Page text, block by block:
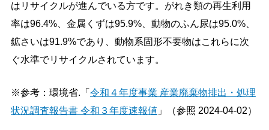
はリサイクルが進んでいる方です。がれき類の再生利用
率は96.4%、金属くずは95.9%、動物のふん尿は95.0%、
鉱さいは91.9%であり、動物系固形不要物はこれらに次
ぐ水準でリサイクルされています。
※参考：環境省.「 令和４年度事業 産業廃棄物排出・処理
状況調査報告書 令和３年度速報値 」（参照 2024-04-02）